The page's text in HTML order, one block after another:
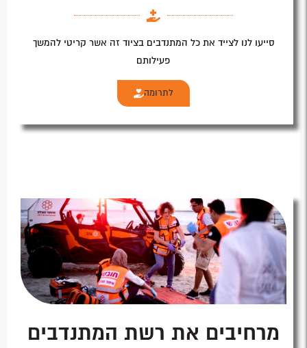
סייעו לנו לצייד את כל המתנדבים בציוד זה אשר קריטי להמשך
פעילותם
לתרומה
מרחיבים את רשת המתנדבים